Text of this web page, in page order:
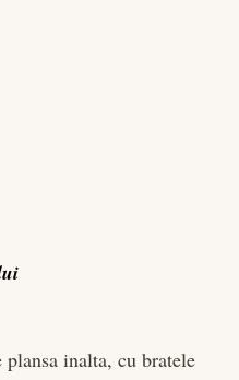
inalta, cu bratele